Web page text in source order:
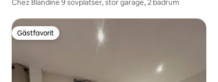
Chez Blandine 9 sovplatser, stor garage, 2 badrum
Gästfavorit
Gästfavorit